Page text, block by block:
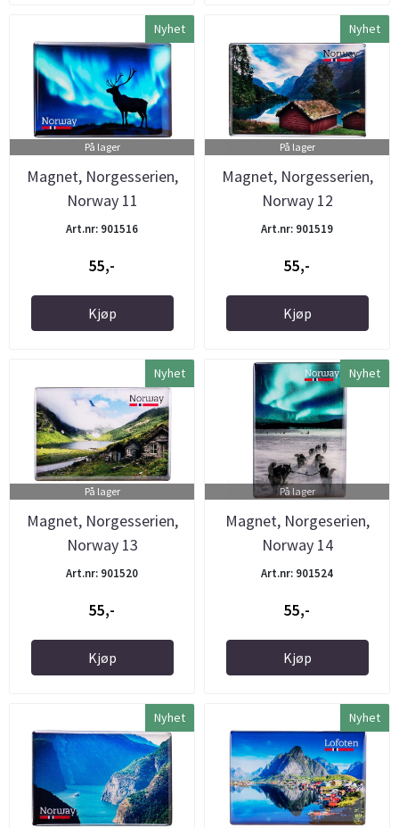
Nyhet
På lager
Magnet, Norgesserien,
Norway 11
Art.nr: 901516
55,-
Kjøp
Nyhet
På lager
Magnet, Norgesserien,
Norway 12
Art.nr: 901519
55,-
Kjøp
Nyhet
På lager
Magnet, Norgesserien,
Norway 13
Art.nr: 901520
55,-
Kjøp
Nyhet
På lager
Magnet, Norgeserien,
Norway 14
Art.nr: 901524
55,-
Kjøp
Nyhet Nyhet